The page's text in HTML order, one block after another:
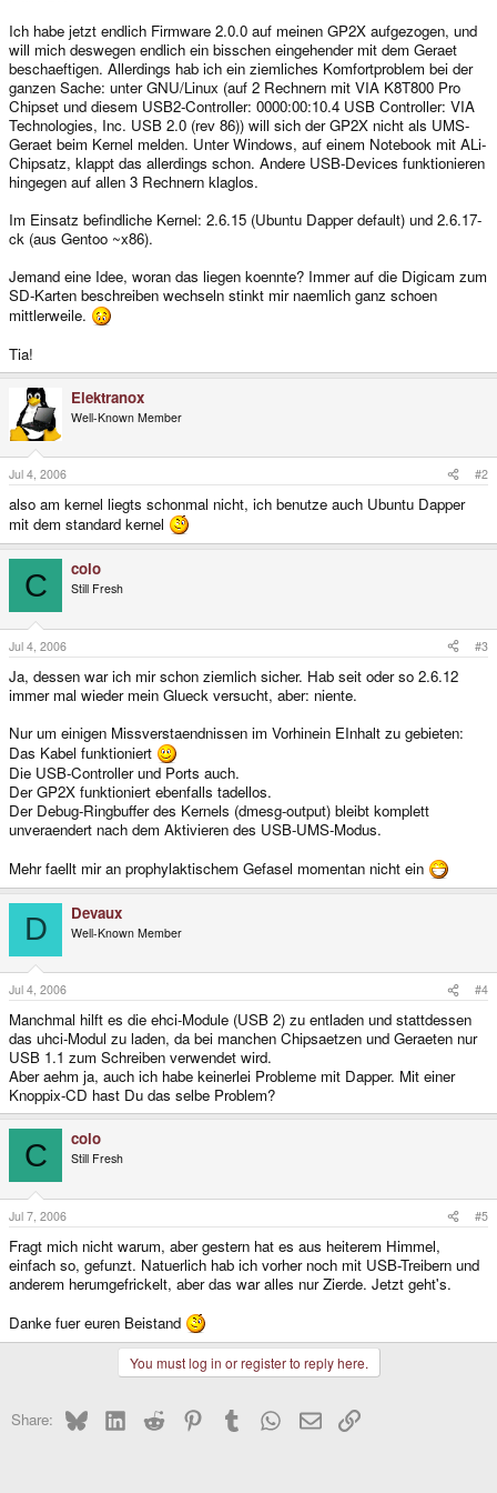
Ich habe jetzt endlich Firmware 2.0.0 auf meinen GP2X aufgezogen, und
will mich deswegen endlich ein bisschen eingehender mit dem Geraet
beschaeftigen. Allerdings hab ich ein ziemliches Komfortproblem bei der
ganzen Sache: unter GNU/Linux (auf 2 Rechnern mit VIA K8T800 Pro
Chipset und diesem USB2-Controller: 0000:00:10.4 USB Controller: VIA
Technologies, Inc. USB 2.0 (rev 86)) will sich der GP2X nicht als UMS-
Geraet beim Kernel melden. Unter Windows, auf einem Notebook mit ALi-
Chipsatz, klappt das allerdings schon. Andere USB-Devices funktionieren
hingegen auf allen 3 Rechnern klaglos.
Im Einsatz befindliche Kernel: 2.6.15 (Ubuntu Dapper default) und 2.6.17-
ck (aus Gentoo ~x86).
Jemand eine Idee, woran das liegen koennte? Immer auf die Digicam zum
SD-Karten beschreiben wechseln stinkt mir naemlich ganz schoen
mittlerweile.
Tia!
Elektranox
Well-Known Member
Jul 4, 2006 #2
also am kernel liegts schonmal nicht, ich benutze auch Ubuntu Dapper
mit dem standard kernel
C colo
Still Fresh
Jul 4, 2006 #3
Ja, dessen war ich mir schon ziemlich sicher. Hab seit oder so 2.6.12
immer mal wieder mein Glueck versucht, aber: niente.
Nur um einigen Missverstaendnissen im Vorhinein EInhalt zu gebieten:
Das Kabel funktioniert
Die USB-Controller und Ports auch.
Der GP2X funktioniert ebenfalls tadellos.
Der Debug-Ringbuffer des Kernels (dmesg-output) bleibt komplett
unveraendert nach dem Aktivieren des USB-UMS-Modus.
Mehr faellt mir an prophylaktischem Gefasel momentan nicht ein
D Devaux
Well-Known Member
Jul 4, 2006 #4
Manchmal hilft es die ehci-Module (USB 2) zu entladen und stattdessen
das uhci-Modul zu laden, da bei manchen Chipsaetzen und Geraeten nur
USB 1.1 zum Schreiben verwendet wird.
Aber aehm ja, auch ich habe keinerlei Probleme mit Dapper. Mit einer
Knoppix-CD hast Du das selbe Problem?
C colo
Still Fresh
Jul 7, 2006 #5
Fragt mich nicht warum, aber gestern hat es aus heiterem Himmel,
einfach so, gefunzt. Natuerlich hab ich vorher noch mit USB-Treibern und
anderem herumgefrickelt, aber das war alles nur Zierde. Jetzt geht's.
Danke fuer euren Beistand
You must log in or register to reply here.
Share: BlueskyLinkedInReddit PinterestTumblr WhatsApp
EmailLink